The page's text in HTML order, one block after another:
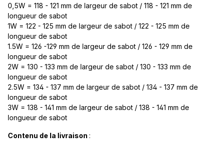
0,5W = 118 - 121 mm de largeur de sabot / 118 - 121 mm de
longueur de sabot
1W = 122 - 125 mm de largeur de sabot / 122 - 125 mm de
longueur de sabot
1.5W = 126 -129 mm de largeur de sabot / 126 - 129 mm de
longueur de sabot
2W = 130 - 133 mm de largeur de sabot / 130 - 133 mm de
longueur de sabot
2.5W = 134 - 137 mm de largeur de sabot / 134 - 137 mm de
longueur de sabot
3W = 138 - 141 mm de largeur de sabot / 138 - 141 mm de
longueur de sabot
Contenu de la livraison :